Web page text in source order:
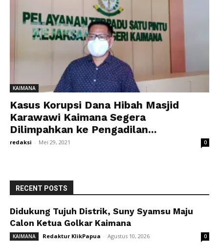
KAIMANA
Kasus Korupsi Dana Hibah Masjid
Karawawi Kaimana Segera
Dilimpahkan ke Pengadilan...
redaksi - Mei 29, 2021 0
RECENT POSTS
Didukung Tujuh Distrik, Suny Syamsu Maju
Calon Ketua Golkar Kaimana
KAIMANA Redaktur KlikPapua - Agustus 10, 2026 0